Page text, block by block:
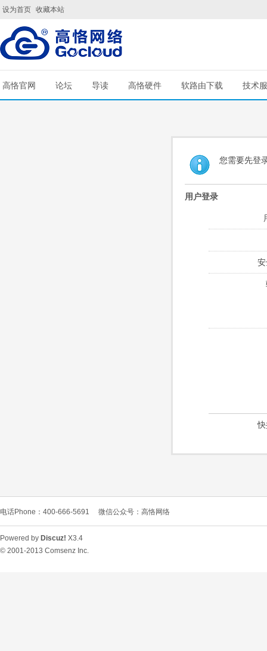
设为首页 收藏本站
高恪官网 论坛 导读 高恪硬件 软路由下载 技术
您需要先登
用户登录
电话Phone：400-666-5691 微信公众号：高恪网络
Powered by Discuz! X3.4
© 2001-2013 Comsenz Inc.